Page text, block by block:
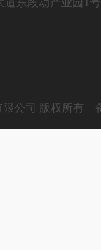
道东段动产业园1号
限公司 版权所有